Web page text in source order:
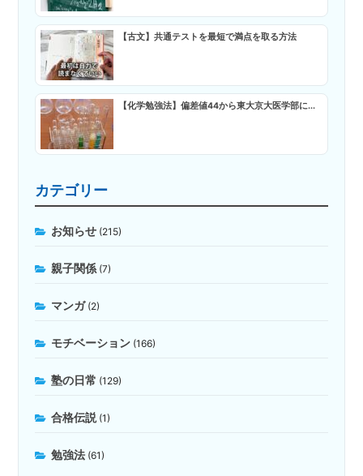
【古文】共通テストを最短で満点を取る方法
【化学勉強法】偏差値44から東大京大医学部に...
カテゴリー
お知らせ (215)
親子関係 (7)
マンガ(2)
モチベーション (166)
塾の日常 (129)
合格伝説(1)
勉強法 (61)